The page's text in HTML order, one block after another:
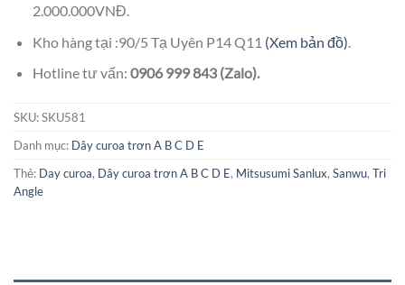
2.000.000VNĐ.
Kho hàng tại :90/5 Tạ Uyên P14 Q11 (Xem bản đồ)
Hotline tư vấn: 0906 999 843 (Zalo).
SKU:SKU581
Danh mục: Dây curoa trơn A B C D E
Thẻ: Day curoa, Dây curoa trơn A B C D E, Mitsusumi Sanlux, Sanwu, Tri
Angle